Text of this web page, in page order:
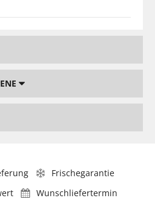
Frischegarantie
Wunschliefertermin